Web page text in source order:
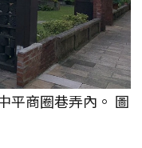
平商圈巷弄內。 圖